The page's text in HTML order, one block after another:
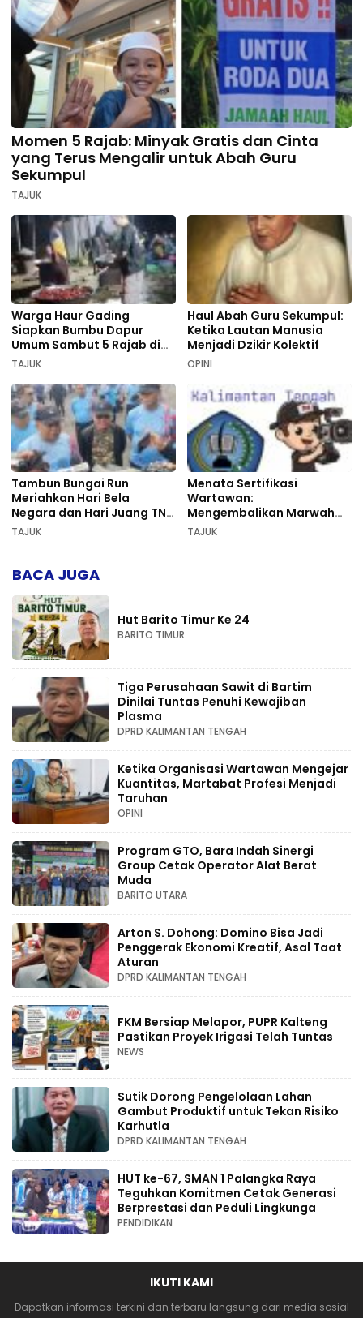
Momen 5 Rajab: Minyak Gratis dan Cinta
yang Terus Mengalir untuk Abah Guru
Sekumpul
TAJUK
Warga Haur Gading
Siapkan Bumbu Dapur
Umum Sambut 5 Rajab di
Sekumpul
TAJUK
Haul Abah Guru Sekumpul:
Ketika Lautan Manusia
Menjadi Dzikir Kolektif
OPINI
Tambun Bungai Run
Meriahkan Hari Bela
Negara dan Hari Juang TNI
AD di Palangka Raya
TAJUK
Menata Sertifikasi
Wartawan:
Mengembalikan Marwah
Pers dan Keadilan
TAJUK
BACA JUGA
Hut Barito Timur Ke 24
BARITO TIMUR
Tiga Perusahaan Sawit di Bartim
Dinilai Tuntas Penuhi Kewajiban
Plasma
DPRD KALIMANTAN TENGAH
Ketika Organisasi Wartawan Mengejar
Kuantitas, Martabat Profesi Menjadi
Taruhan
OPINI
Program GTO, Bara Indah Sinergi
Group Cetak Operator Alat Berat
Muda
BARITO UTARA
Arton S. Dohong: Domino Bisa Jadi
Penggerak Ekonomi Kreatif, Asal Taat
Aturan
DPRD KALIMANTAN TENGAH
FKM Bersiap Melapor, PUPR Kalteng
Pastikan Proyek Irigasi Telah Tuntas
NEWS
Sutik Dorong Pengelolaan Lahan
Gambut Produktif untuk Tekan Risiko
Karhutla
DPRD KALIMANTAN TENGAH
HUT ke-67, SMAN 1 Palangka Raya
Teguhkan Komitmen Cetak Generasi
Berprestasi dan Peduli Lingkunga
PENDIDIKAN
IKUTI KAMI
Dapatkan informasi terkini dan terbaru langsung dari media sosial